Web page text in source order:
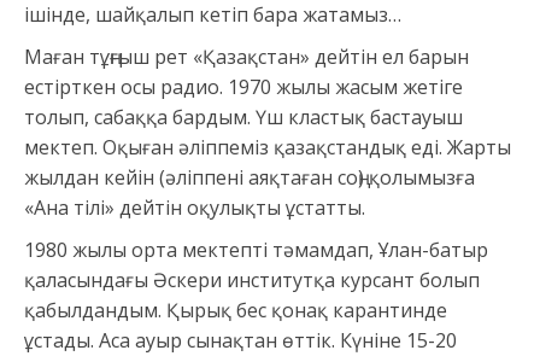
ішінде, шайқалып кетіп бара жатамыз…
Маған тұңғыш рет «Қазақстан» дейтін ел барын
естірткен осы радио. 1970 жылы жасым жетіге
толып, сабаққа бардым. Үш кластық бастауыш
мектеп. Оқыған әліппеміз қазақстандық еді. Жарты
жылдан кейін (әліппені аяқтаған соң) қолымызға
«Ана тілі» дейтін оқулықты ұстатты.
1980 жылы орта мектепті тәмамдап, Ұлан-батыр
қаласындағы Әскери институтқа курсант болып
қабылдандым. Қырық бес қонақ карантинде
ұстады. Аса ауыр сынақтан өттік. Күніне 15-20